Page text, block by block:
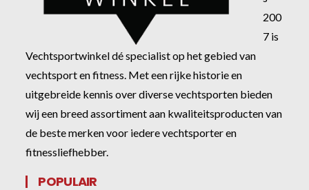
200
7 is
Vechtsportwinkel dé specialist op het gebied van
vechtsport en fitness. Met een rijke historie en
uitgebreide kennis over diverse vechtsporten bieden
wij een breed assortiment aan kwaliteitsproducten van
de beste merken voor iedere vechtsporter en
fitnessliefhebber.
POPULAIR